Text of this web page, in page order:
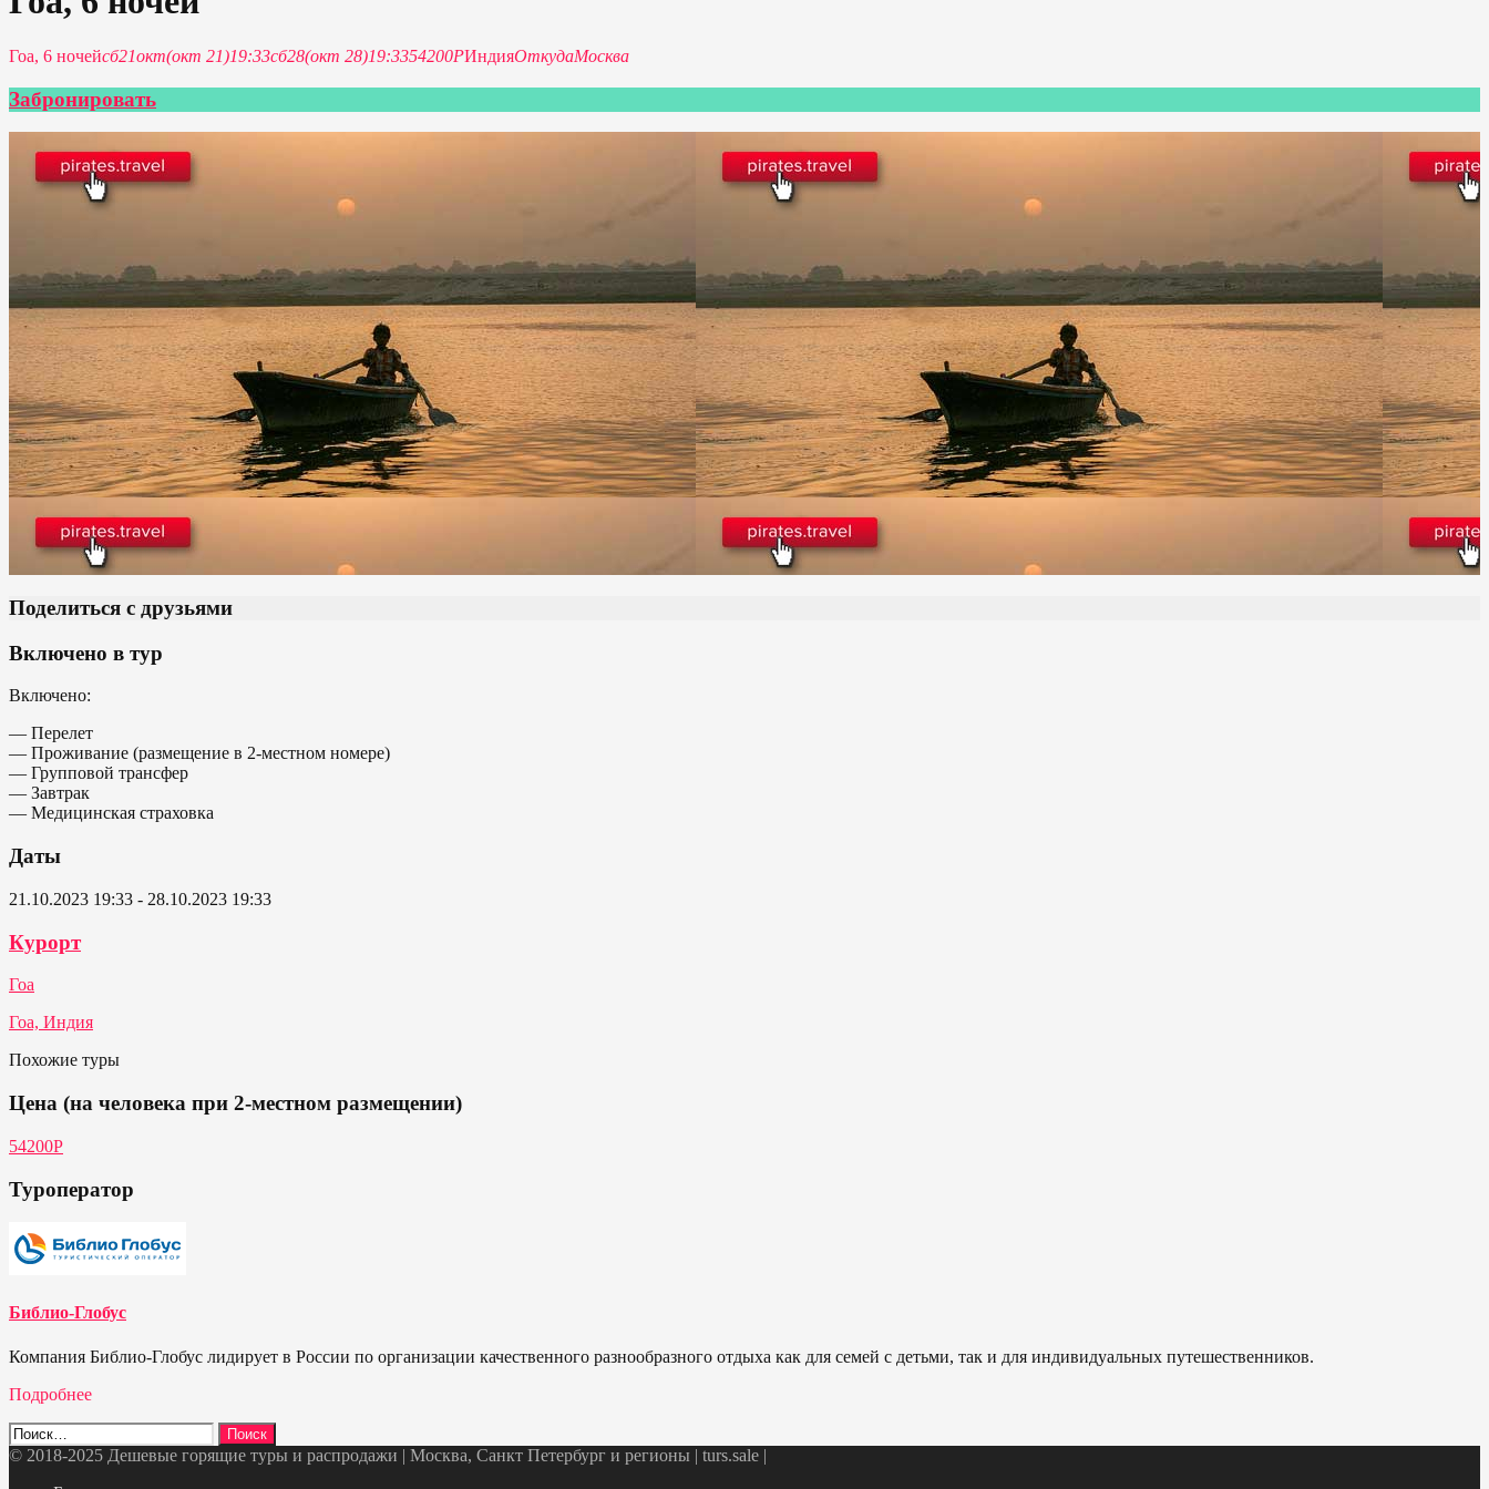
Гоа, 6 ночейсб21окт(окт 21)19:33сб28(окт 28)19:3354200РИндияОткудаМосква
Забронировать
Поделиться с друзьями
Включено в тур
Включено:
— Перелет
— Проживание (размещение в 2-местном номере)
— Групповой трансфер
— Завтрак
— Медицинская страховка
Даты
21.10.2023 19:33 - 28.10.2023 19:33
Курорт
Гоа
Гоа, Индия
Похожие туры
Цена (на человека при 2-местном размещении)
54200Р
Туроператор
Библио-Глобус
Компания Библио-Глобус лидирует в России по организации качественного разнообразного отдыха как для семей с детьми, так и для индивидуальных путешественников.
Подробнее
Найти:
© 2018-2025 Дешевые горящие туры и распродажи | Москва, Санкт Петербург и регионы | turs.sale |